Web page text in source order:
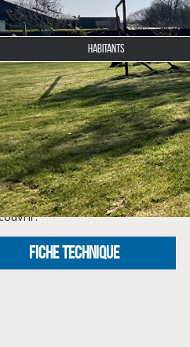
HABITANTS
du bien
chez CLG .
cette parcelle de plus de
est idéale avec une vue sur
est plat. Les réseaux sont
FICHE TECHNIQUE